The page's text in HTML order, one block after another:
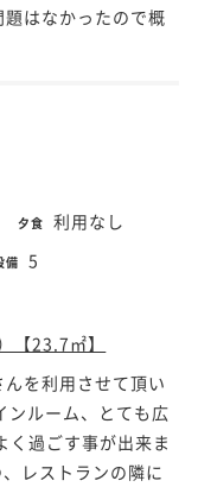
はなかったので概
夕食 利用なし
備 5
【23.7㎡】
を利用させて頂い
ンルーム、とても広
く過ごす事が出来ま
レストランの隣に